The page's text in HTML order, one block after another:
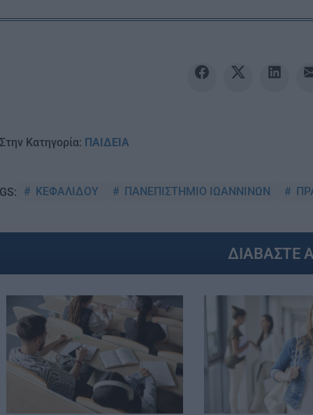
Στην Κατηγορία: ΠΑΙΔΕΙΑ
ΚΕΦΑΛΙΔΟΥ ΠΑΝΕΠΙΣΤΗΜΙΟ ΙΩΑΝΝΙΝΩΝ
ΔΙΑΒΑΣΤΕ